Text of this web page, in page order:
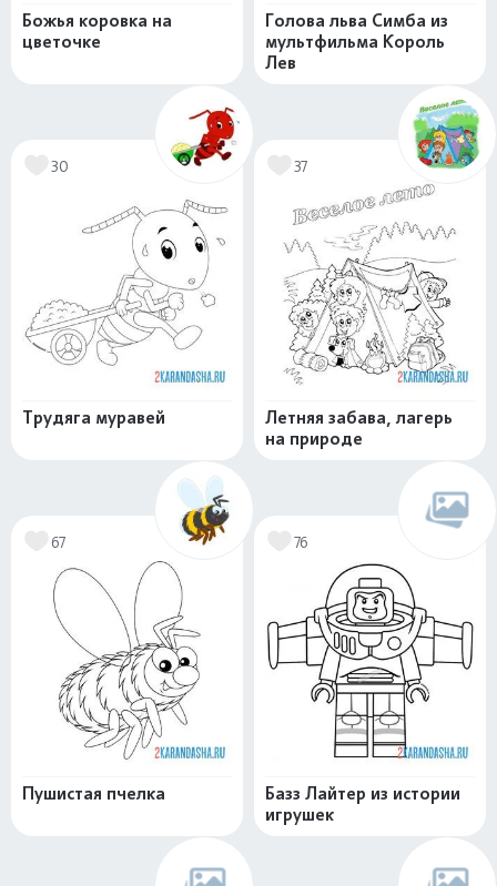
Божья коровка на
цветочке
Голова льва Симба из
мультфильма Король
Лев
30
Трудяга муравей
37
Летняя забава, лагерь
на природе
67
Пушистая пчелка
76
Базз Лайтер из истории
игрушек